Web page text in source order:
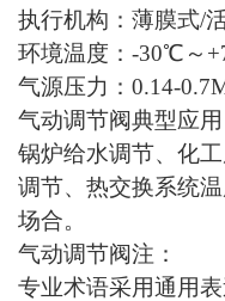
执行机构：薄膜式/
环境温度：-30℃～
气源压力：0.14-
气动调节阀典型应用
锅炉给水调节、化
调节、热交换系统
场合。
气动调节阀注：
专业术语采用通用表